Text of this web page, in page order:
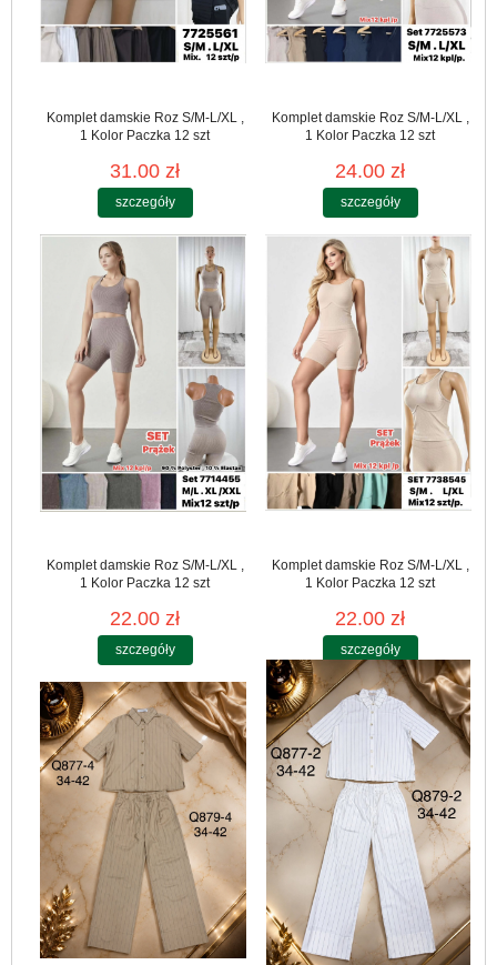
Komplet damskie Roz S/M-L/XL ,
1 Kolor Paczka 12 szt
31.00 zł
szczegóły
Komplet damskie Roz S/M-L/XL ,
1 Kolor Paczka 12 szt
24.00 zł
szczegóły
Komplet damskie Roz S/M-L/XL ,
1 Kolor Paczka 12 szt
22.00 zł
szczegóły
Komplet damskie Roz S/M-L/XL ,
1 Kolor Paczka 12 szt
22.00 zł
szczegóły